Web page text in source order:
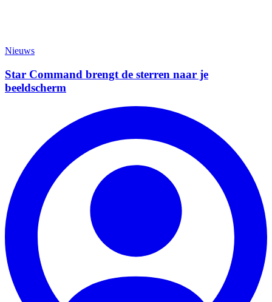
Nieuws
Star Command brengt de sterren naar je
beeldscherm